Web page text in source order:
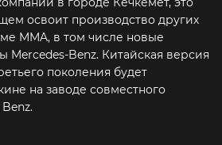
освоит производство других
MMA, в том числе новые
Benz. Китайская версия
поколения будет
на заводе совместного